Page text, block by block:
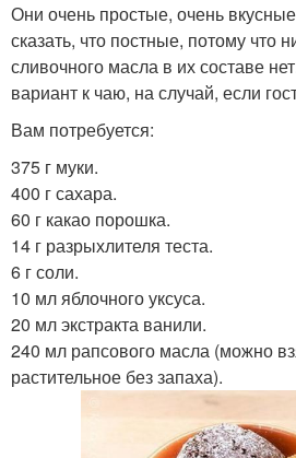
Они очень простые, очень
сказать, что постные, потому что
сливочного масла в их составе
вариант к чаю, на случай, если
Вам потребуется:
375 г муки.
400 г сахара.
60 г какао порошка.
14 г разрыхлителя теста.
6 г соли.
10 мл яблочного уксуса.
20 мл экстракта ванили.
240 мл рапсового масла (можно
растительное без запаха).